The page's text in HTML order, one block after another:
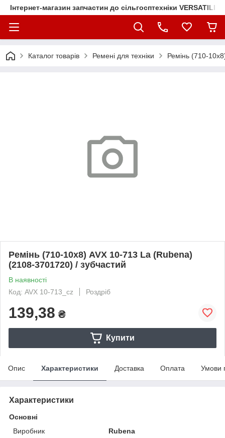
Інтернет-магазин запчастин до сільгосптехніки VERSATILE
Каталог товарів Ремені для техніки Ремінь (710-
Ремінь (710-10x8) AVX 10-713 La (Rubena)
(2108-3701720) / зубчастий
В наявності
Код: AVX 10-713_cz
Роздріб
139,38 ₴
Купити
Опис Характеристики Доставка Оплата Умови
Характеристики
Основні
Виробник
Rubena